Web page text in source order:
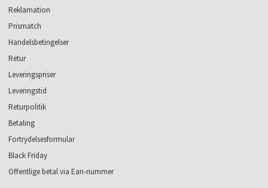
Reklamation
Prismatch
Handelsbetingelser
Retur
Leveringspriser
Leveringstid
Returpolitik
Betaling
Fortrydelsesformular
Black Friday
Offentlige betal via Ean-nummer